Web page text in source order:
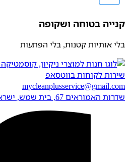
קנייה בטוחה ושקופה
בלי אותיות קטנות, בלי הפתעות
שירות לקוחות בווטסאפ
mycleanplusservice@gmail.com
שדרות האמוראים 67, בית שמש​, ישראל